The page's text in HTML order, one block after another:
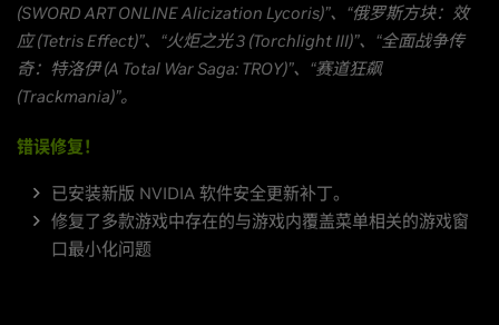
(SWORD ART ONLINE Alicization Lycoris)”、“俄罗斯方块：效
应 (Tetris Effect)”、“火炬之光 3 (Torchlight III)”、“全面战争传
奇：特洛伊 (A Total War Saga: TROY)”、“赛道狂飙
(Trackmania)”。
错误修复！
已安装新版 NVIDIA 软件安全更新补丁。
修复了多款游戏中存在的与游戏内覆盖菜单相关的游戏窗
口最小化问题